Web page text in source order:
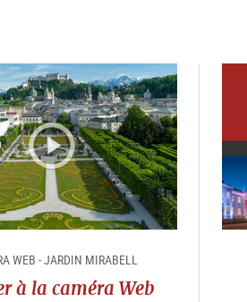
WEB - JARDIN MIRABELL
à la caméra Web